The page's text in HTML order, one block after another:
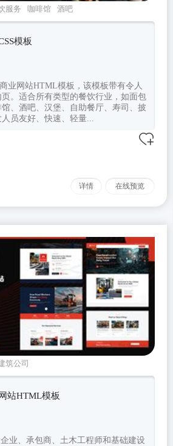
服务 咖啡馆 酒吧
模板
业网站HTML模板，该模板带有令人
。适合所有类型的餐饮行业，如面包
、酒吧、汉堡、自助餐厅、寿司、披
员友好、快速、轻量...
详情 在线预览
筑公司
站HTML模板
业、承包商、土木工程师和基础建设